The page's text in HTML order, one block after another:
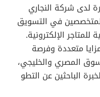
لدى شركة النجاري
في التسويق
للمتاجر الإلكترونية.
متعددة وفرصة
المصري والخليجي،
الباحثين عن التطو